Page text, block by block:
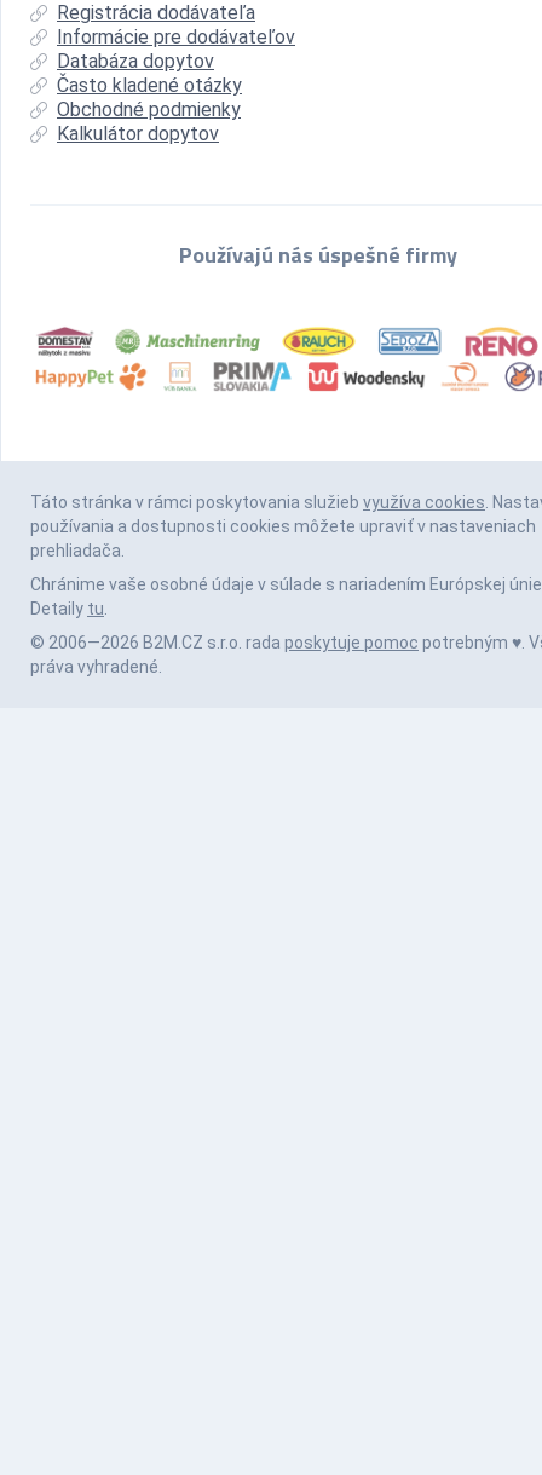
Registrácia dodávateľa
Informácie pre dodávateľov
Databáza dopytov
Často kladené otázky
Obchodné podmienky
Kalkulátor dopytov
Používajú nás úspešné firmy
Táto stránka v rámci poskytovania služieb využíva cookies.
používania a dostupnosti cookies môžete upraviť v nastaveniach
prehliadača.
Chránime vaše osobné údaje v súlade s nariadením Európskej únie
Detaily tu.
© 2006—2026 B2M.CZ s.r.o. rada poskytuje pomoc potrebným ♥️.
práva vyhradené.